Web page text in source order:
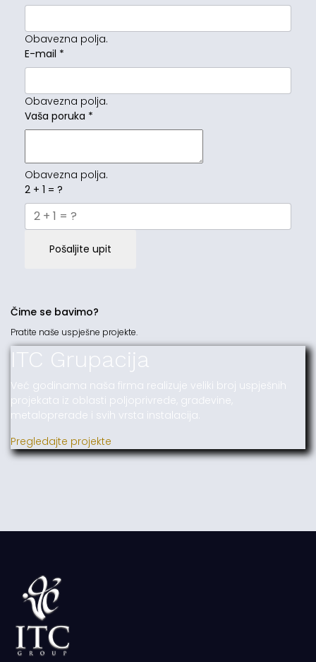
Obavezna polja.
E-mail *
Obavezna polja.
Vaša poruka *
Obavezna polja.
2 + 1 = ?
Pošaljite upit
Čime se bavimo?
Pratite naše uspješne projekte.
ITC Grupacija
Već godinama naša firma realizuje veliki broj uspješnih
projekata iz oblasti poljoprivrede, građevine,
metaloprerade i svih vrsta instalacija.
Pregledajte projekte